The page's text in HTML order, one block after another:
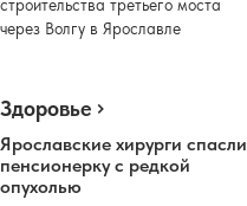
строительства третьего моста
через Волгу в Ярославле
Здоровье
Ярославские хирурги спасли
пенсионерку с редкой
опухолью